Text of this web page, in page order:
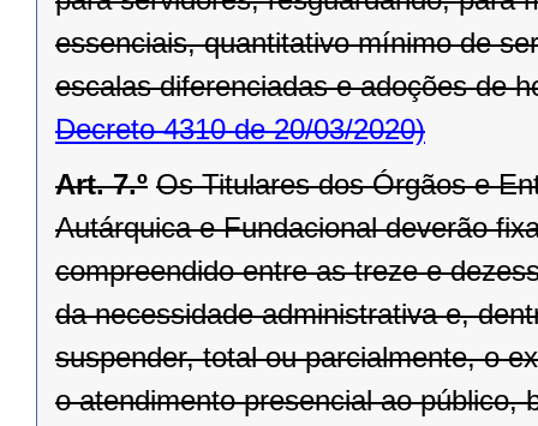
essenciais, quantitativo mínimo de
escalas diferenciadas e adoções de
Decreto 4310 de 20/03/2020)
Art. 7.º Os Titulares dos Órgãos e
Autárquica e Fundacional deverão
compreendido entre as treze e
da necessidade administrativa e,
suspender, total ou parcialmente, o
o atendimento presencial ao público,